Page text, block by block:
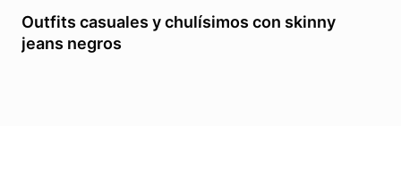
Outfits casuales y chulísimos con skinny
jeans negros